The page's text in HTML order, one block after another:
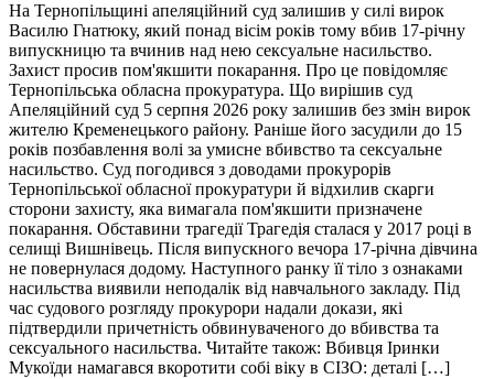
На Тернопільщині апеляційний суд залишив у силі вирок
Василю Гнатюку, який понад вісім років тому вбив 17-річну
випускницю та вчинив над нею сексуальне насильство.
Захист просив пом'якшити покарання. Про це повідомляє
Тернопільська обласна прокуратура. Що вирішив суд
Апеляційний суд 5 серпня 2026 року залишив без змін вирок
жителю Кременецького району. Раніше його засудили до 15
років позбавлення волі за умисне вбивство та сексуальне
насильство. Суд погодився з доводами прокурорів
Тернопільської обласної прокуратури й відхилив скарги
сторони захисту, яка вимагала пом'якшити призначене
покарання. Обставини трагедії Трагедія сталася у 2017 році в
селищі Вишнівець. Після випускного вечора 17-річна дівчина
не повернулася додому. Наступного ранку її тіло з ознаками
насильства виявили неподалік від навчального закладу. Під
час судового розгляду прокурори надали докази, які
підтвердили причетність обвинуваченого до вбивства та
сексуального насильства. Читайте також: Вбивця Іринки
Мукоїди намагався вкоротити собі віку в СІЗО: деталі […]